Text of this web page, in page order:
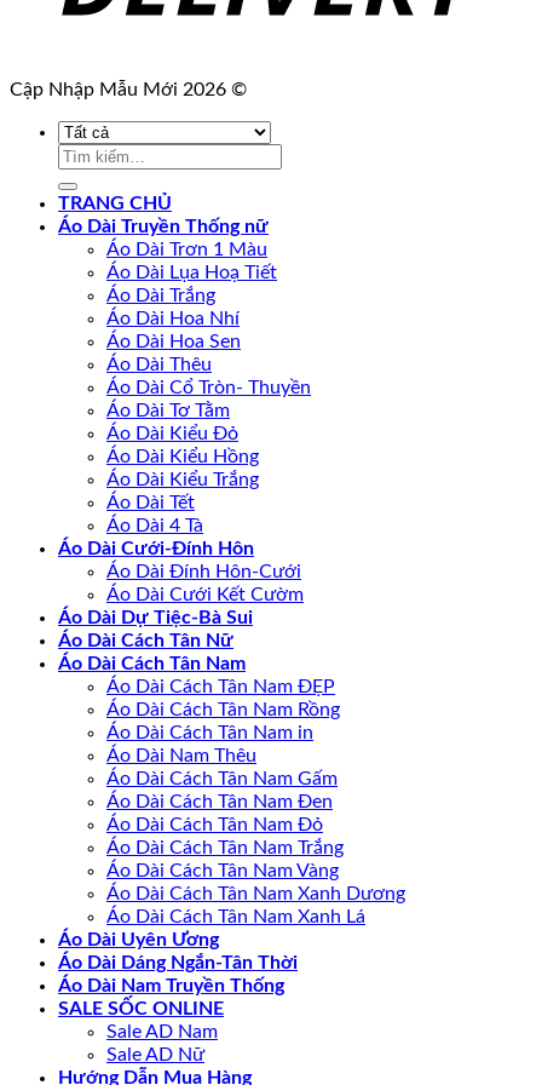
Cập Nhập Mẫu Mới 2026 ©
Tìm
kiếm:
TRANG CHỦ
Áo Dài Truyền Thống nữ
Áo Dài Trơn 1 Màu
Áo Dài Lụa Hoạ Tiết
Áo Dài Trắng
Áo Dài Hoa Nhí
Áo Dài Hoa Sen
Áo Dài Thêu
Áo Dài Cổ Tròn- Thuyền
Áo Dài Tơ Tằm
Áo Dài Kiểu Đỏ
Áo Dài Kiểu Hồng
Áo Dài Kiểu Trắng
Áo Dài Tết
Áo Dài 4 Tà
Áo Dài Cưới-Đính Hôn
Áo Dài Đính Hôn-Cưới
Áo Dài Cưới Kết Cườm
Áo Dài Dự Tiệc-Bà Sui
Áo Dài Cách Tân Nữ
Áo Dài Cách Tân Nam
Áo Dài Cách Tân Nam ĐẸP
Áo Dài Cách Tân Nam Rồng
Áo Dài Cách Tân Nam in
Áo Dài Nam Thêu
Áo Dài Cách Tân Nam Gấm
Áo Dài Cách Tân Nam Đen
Áo Dài Cách Tân Nam Đỏ
Áo Dài Cách Tân Nam Trắng
Áo Dài Cách Tân Nam Vàng
Áo Dài Cách Tân Nam Xanh Dương
Áo Dài Cách Tân Nam Xanh Lá
Áo Dài Uyên Ương
Áo Dài Dáng Ngắn-Tân Thời
Áo Dài Nam Truyền Thống
SALE SỐC ONLINE
Sale AD Nam
Sale AD Nữ
Hướng Dẫn Mua Hàng